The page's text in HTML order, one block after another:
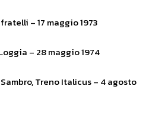
– 17 maggio 1973
– 28 maggio 1974
Treno Italicus – 4 agosto